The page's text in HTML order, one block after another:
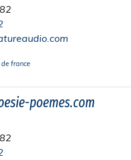
france
poemes.com